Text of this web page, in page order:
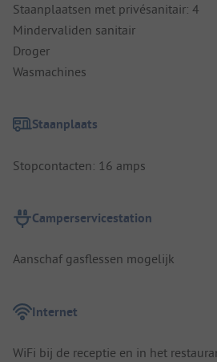
Staanplaatsen met privésanitair: 4
Mindervaliden sanitair
Droger
Wasmachines
Staanplaats
Stopcontacten: 16 amps
Camperservicestation
Aanschaf gasflessen mogelijk
Internet
WiFi bij de receptie en in het